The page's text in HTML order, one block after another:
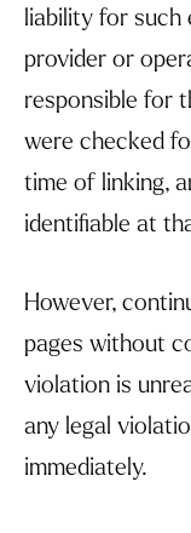
liability for such
provider or
responsible for
were checked
time of linking,
identifiable at
However,
pages without
violation is
any legal
immediately.